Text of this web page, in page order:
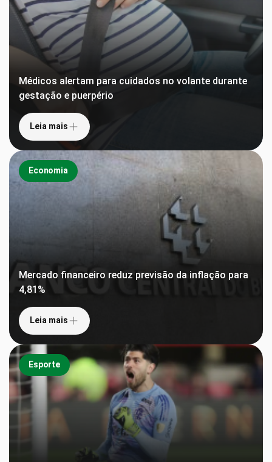
Médicos alertam para cuidados no volante durante
gestação e puerpério
Leia mais
Economia
Mercado financeiro reduz previsão da inflação para
4,81%
Leia mais
Esporte